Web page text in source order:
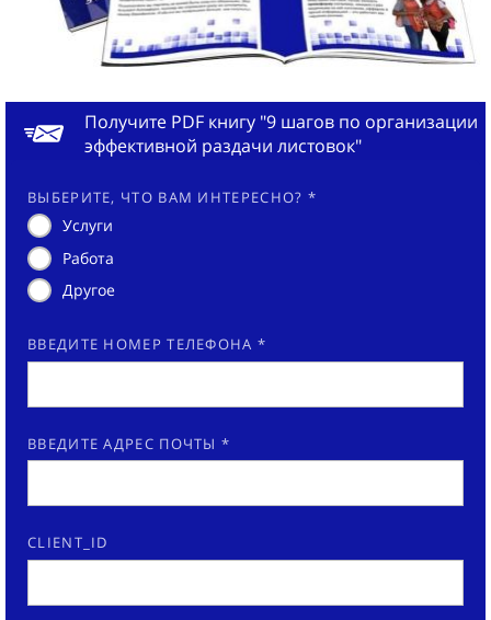
Получите PDF книгу "9 шагов по организации
эффективной раздачи листовок"
ВЫБЕРИТЕ, ЧТО ВАМ ИНТЕРЕСНО? *
Услуги
Работа
Другое
ВВЕДИТЕ НОМЕР ТЕЛЕФОНА *
ВВЕДИТЕ АДРЕС ПОЧТЫ *
CLIENT_ID